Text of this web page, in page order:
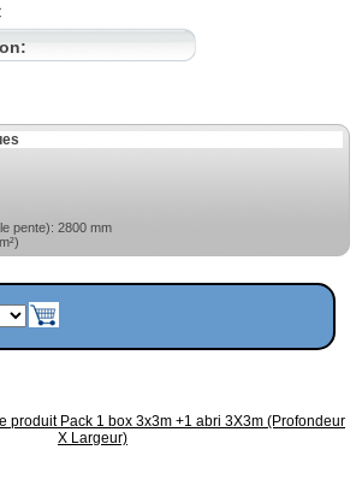
pente): 2800 mm
produit Pack 1 box 3x3m +1 abri 3X3m (Profondeur
X Largeur)